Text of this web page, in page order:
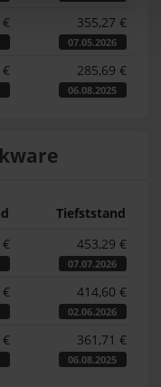
€ 355,27 €
07.05.2026
€ 285,69 €
06.08.2025
Tiefststand
€ 453,29 €
07.07.2026
€ 414,60 €
02.06.2026
€ 361,71 €
06.08.2025